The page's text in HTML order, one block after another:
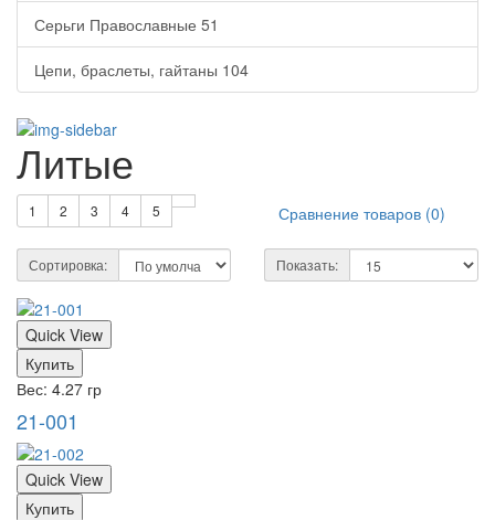
Серьги Православные 51
Цепи, браслеты, гайтаны 104
Литые
1 2 3 4 5 Сравнение товаров (0)
Сортировка: Показать:
Quick View
Купить
Вес: 4.27 гр
21-001
Quick View
Купить